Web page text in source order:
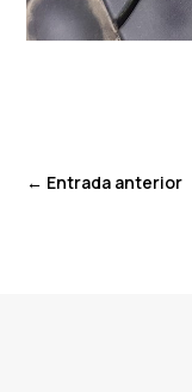
← Entrada anterior